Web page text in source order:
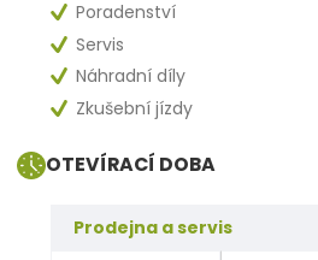
Poradenství
Servis
Náhradní díly
Zkušební jízdy
OTEVÍRACÍ DOBA
Prodejna a servis